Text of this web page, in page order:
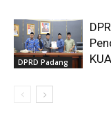
DPRD Padang